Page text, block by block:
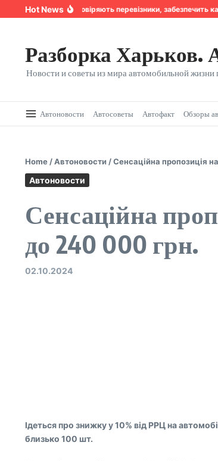
Перейти к содержанию
Hot News
Надійність, якій довіряють перевізники, забезпечить
Разборка Харьков.
Новости и советы из мира автомобильной жизни
Автоновости Автосоветы Автофакт Обзоры
Home /Автоновости /Сенсаційна пропозиція
Автоновости
Сенсаційна
до 240 000 грн.
02.10.2024
Ідеться про знижку у 10% від РРЦ на
близько 100 шт.